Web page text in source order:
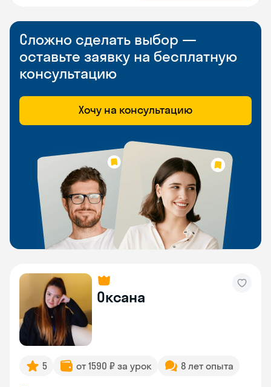
Сложно сделать выбор —
оставьте заявку на бесплатную
консультацию
Хочу на консультацию
Оксана
5 от 1590 ₽ за урок 8 лет опыта